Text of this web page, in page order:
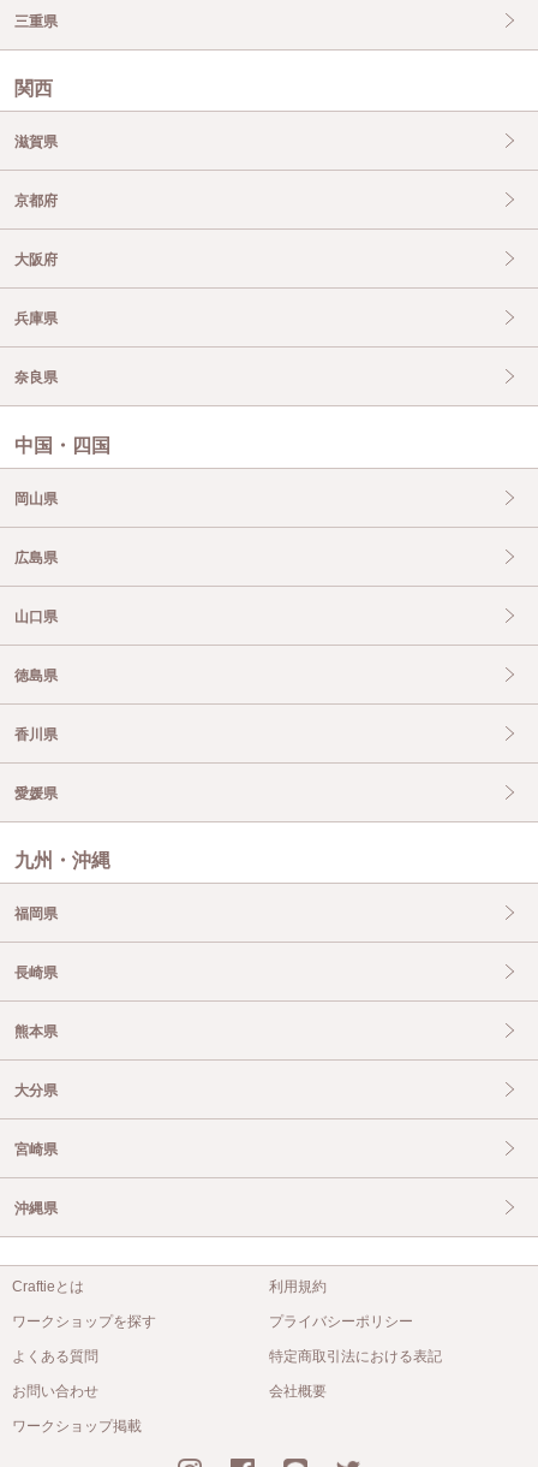
三重県
関西
滋賀県
京都府
大阪府
兵庫県
奈良県
中国・四国
岡山県
広島県
山口県
徳島県
香川県
愛媛県
九州・沖縄
福岡県
長崎県
熊本県
大分県
宮崎県
沖縄県
Craftieとは
ワークショップを探す
よくある質問
お問い合わせ
ワークショップ掲載
利用規約
プライバシーポリシー
特定商取引法における表記
会社概要